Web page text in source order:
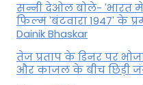
सन्नी देओल बोले- 'भारत
फिल्म 'बंटवारा 1947' के
Dainik Bhaskar
तेज प्रताप के डिनर पर
और काजल के बीच छिड़ी